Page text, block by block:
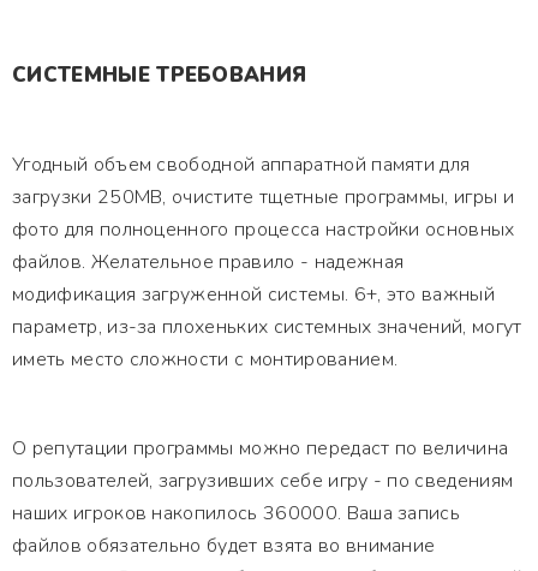
СИСТЕМНЫЕ ТРЕБОВАНИЯ
Угодный объем свободной аппаратной памяти для
загрузки 250MB, очистите тщетные программы, игры и
фото для полноценного процесса настройки основных
файлов. Желательное правило - надежная
модификация загруженной системы. 6+, это важный
параметр, из-за плохеньких системных значений, могут
иметь место сложности с монтированием.
О репутации программы можно передаст по величина
пользователей, загрузивших себе игру - по сведениям
наших игроков накопилось 360000. Ваша запись
файлов обязательно будет взята во внимание